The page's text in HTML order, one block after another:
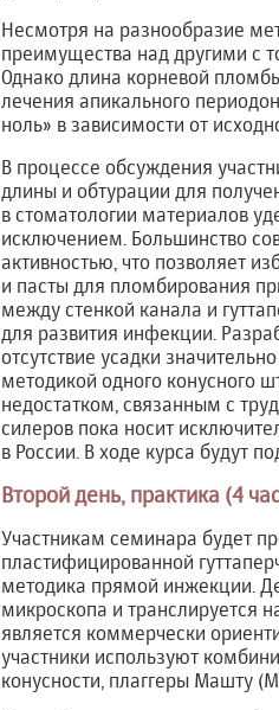
Несмотря на разнообразие
преимущества над другими с
Однако длина корневой
лечения апикального
ноль» в зависимости от
В процессе обсуждения
длины и обтурации для
в стоматологии материалов
исключением. Большинство
активностью, что позволяет
и пасты для пломбирования
между стенкой канала и
для развития инфекции.
отсутствие усадки
методикой одного конусного
недостатком, связанным с
силеров пока носит
в России. В ходе курса будут
Второй день, практика (4
Участникам семинара будет
пластифицированной
методика прямой инжекции.
микроскопа и транслируется
является коммерчески
участники используют
конусности, плаггеры Машту